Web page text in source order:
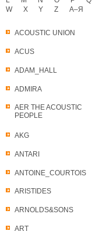
ACOUSTIC UNION
ACUS
ADAM_HALL
ADMIRA
AER THE ACOUSTIC
PEOPLE
AKG
ANTARI
ANTOINE_COURTOIS
ARISTIDES
ARNOLDS&SONS
ART
W
X Y Z А–Я